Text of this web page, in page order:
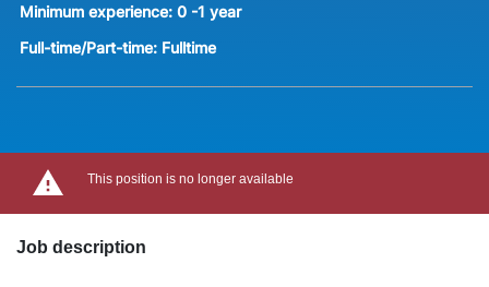
Minimum experience: 0 -1 year
Full-time/Part-time: Fulltime
This position is no longer available
Job description